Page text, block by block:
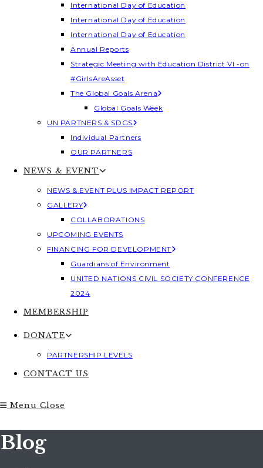
International Day of Education
International Day of Education
International Day of Education
Annual Reports
Strategic Meeting with Education District VI -on
#GirlsAreAsset
The Global Goals Arena
Global Goals Week
UN PARTNERS & SDGS
Individual Partners
OUR PARTNERS
NEWS & EVENT
NEWS & EVENT PLUS IMPACT REPORT
GALLERY
COLLABORATIONS
UPCOMING EVENTS
FINANCING FOR DEVELOPMENT
Guardians of Environment
UNITED NATIONS CIVIL SOCIETY CONFERENCE
2024
MEMBERSHIP
DONATE
PARTNERSHIP LEVELS
CONTACT US
Menu Close
Blog